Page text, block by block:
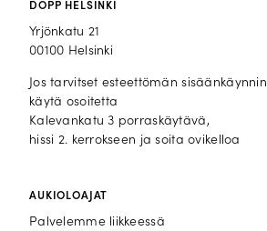
DOPP HELSINKI
Yrjönkatu 21
00100 Helsinki
Jos tarvitset esteettömän
käytä osoitetta
Kalevankatu 3 porraskäytävä,
hissi 2. kerrokseen ja soita ovikelloa
AUKIOLOAJAT
Palvelemme liikkeessä